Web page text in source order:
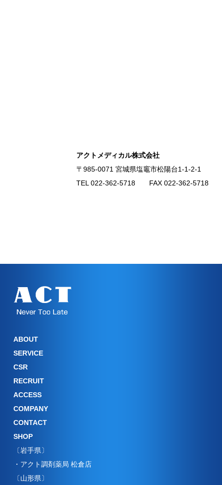
アクトメディカル株式会社
〒985-0071 宮城県塩竈市松陽台1-1-2-1
TEL 022-362-5718 FAX 022-362-5718
ABOUT
SERVICE
CSR
RECRUIT
ACCESS
COMPANY
CONTACT
SHOP
〔岩手県〕
・アクト調剤薬局 松倉店
〔山形県〕